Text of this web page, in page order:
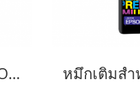
หมึกเติมสำหรับ EPSON สีดำ 100 ml. โคแมกซ์